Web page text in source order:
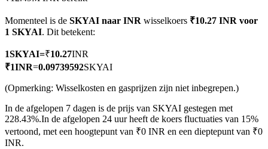
USDC-futures
Momenteel is de SKYAI naar INR wisselkoers ₹10.27 INR voor
1 SKYAI. Dit betekent:
1SKYAI=₹10.27INR
₹1INR=0.09739592SKYAI
(Opmerking: Wisselkosten en gasprijzen zijn niet inbegrepen.)
In de afgelopen 7 dagen is de prijs van SKYAI gestegen met
228.43%.In de afgelopen 24 uur heeft de koers fluctuaties van 15%
vertoond, met een hoogtepunt van ₹0 INR en een dieptepunt van ₹0
INR.